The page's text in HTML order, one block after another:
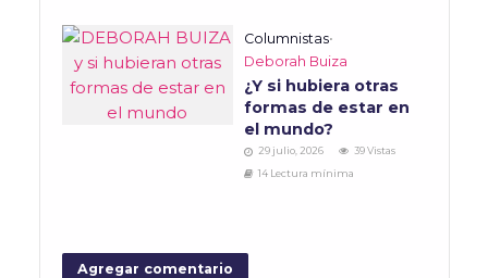
Columnistas•
Deborah Buiza
¿Y si hubiera otras
formas de estar en
el mundo?
29 julio, 2026
39 Vistas
14 Lectura mínima
Agregar comentario